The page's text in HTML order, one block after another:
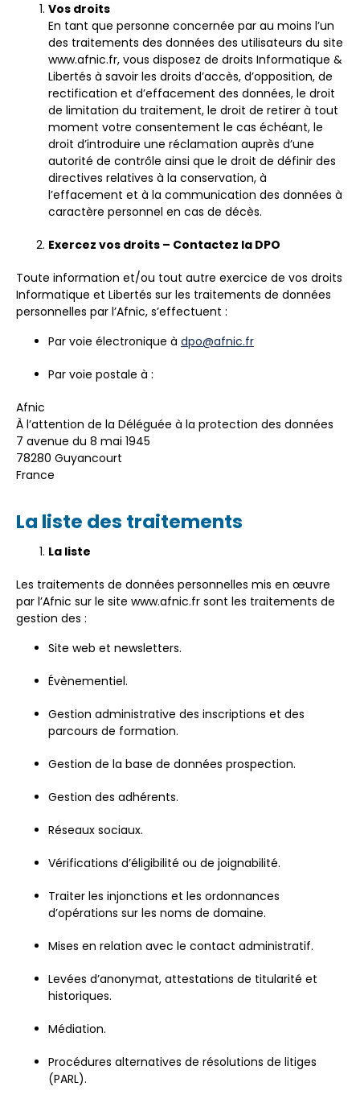
Vos droits
En tant que personne concernée par au moins l’un
des traitements des données des utilisateurs du site
www.afnic.fr, vous disposez de droits Informatique &
Libertés à savoir les droits d’accès, d’opposition, de
rectification et d’effacement des données, le droit
de limitation du traitement, le droit de retirer à tout
moment votre consentement le cas échéant, le
droit d’introduire une réclamation auprès d’une
autorité de contrôle ainsi que le droit de définir des
directives relatives à la conservation, à
l’effacement et à la communication des données à
caractère personnel en cas de décès.
Exercez vos droits – Contactez la DPO
Toute information et/ou tout autre exercice de vos droits
Informatique et Libertés sur les traitements de données
personnelles par l’Afnic, s’effectuent :
Par voie électronique à dpo@afnic.fr
Par voie postale à :
Afnic
À l’attention de la Déléguée à la protection des données
7 avenue du 8 mai 1945
78280 Guyancourt
France
La liste des traitements
La liste
Les traitements de données personnelles mis en œuvre
par l’Afnic sur le site www.afnic.fr sont les traitements de
gestion des :
Site web et newsletters.
Évènementiel.
Gestion administrative des inscriptions et des
parcours de formation.
Gestion de la base de données prospection.
Gestion des adhérents.
Réseaux sociaux.
Vérifications d’éligibilité ou de joignabilité.
Traiter les injonctions et les ordonnances
d’opérations sur les noms de domaine.
Mises en relation avec le contact administratif.
Levées d’anonymat, attestations de titularité et
historiques.
Médiation.
Procédures alternatives de résolutions de litiges
(PARL).